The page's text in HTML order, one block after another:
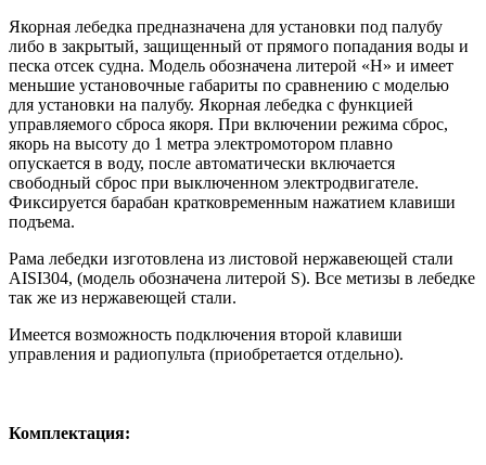
Якорная лебедка предназначена для установки под палубу
либо в закрытый, защищенный от прямого попадания воды и
песка отсек судна. Модель обозначена литерой «H» и имеет
меньшие установочные габариты по сравнению с моделью
для установки на палубу. Якорная лебедка с функцией
управляемого сброса якоря. При включении режима сброс,
якорь на высоту до 1 метра электромотором плавно
опускается в воду, после автоматически включается
свободный сброс при выключенном электродвигателе.
Фиксируется барабан кратковременным нажатием клавиши
подъема.
Рама лебедки изготовлена из листовой нержавеющей стали
AISI304, (модель обозначена литерой S). Все метизы в лебедке
так же из нержавеющей стали.
Имеется возможность подключения второй клавиши
управления и радиопульта (приобретается отдельно).
Комплектация: